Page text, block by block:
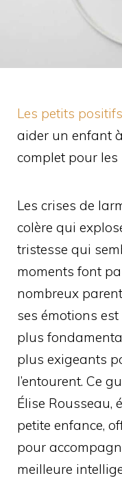
Les petits positifs
aider un enfant
complet pour
Les crises de
colère qui
tristesse qui
moments font
nombreux
ses émotions
plus
plus exigeants
l’entourent. Ce
Élise Rousseau,
petite enfance,
pour
meilleure